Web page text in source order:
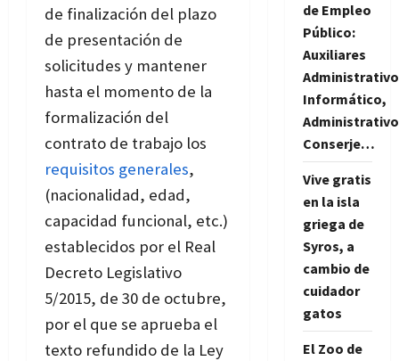
de finalización del plazo
de presentación de
solicitudes y mantener
hasta el momento de la
formalización del
contrato de trabajo los
requisitos generales,
(nacionalidad, edad,
capacidad funcional, etc.)
establecidos por el Real
Decreto Legislativo
5/2015, de 30 de octubre,
por el que se aprueba el
texto refundido de la Ley
de Empleo
Público:
Auxiliares
Informático,
Conserje…
Vive gratis
en la isla
griega de
Syros, a
cambio de
cuidador
gatos
El Zoo de